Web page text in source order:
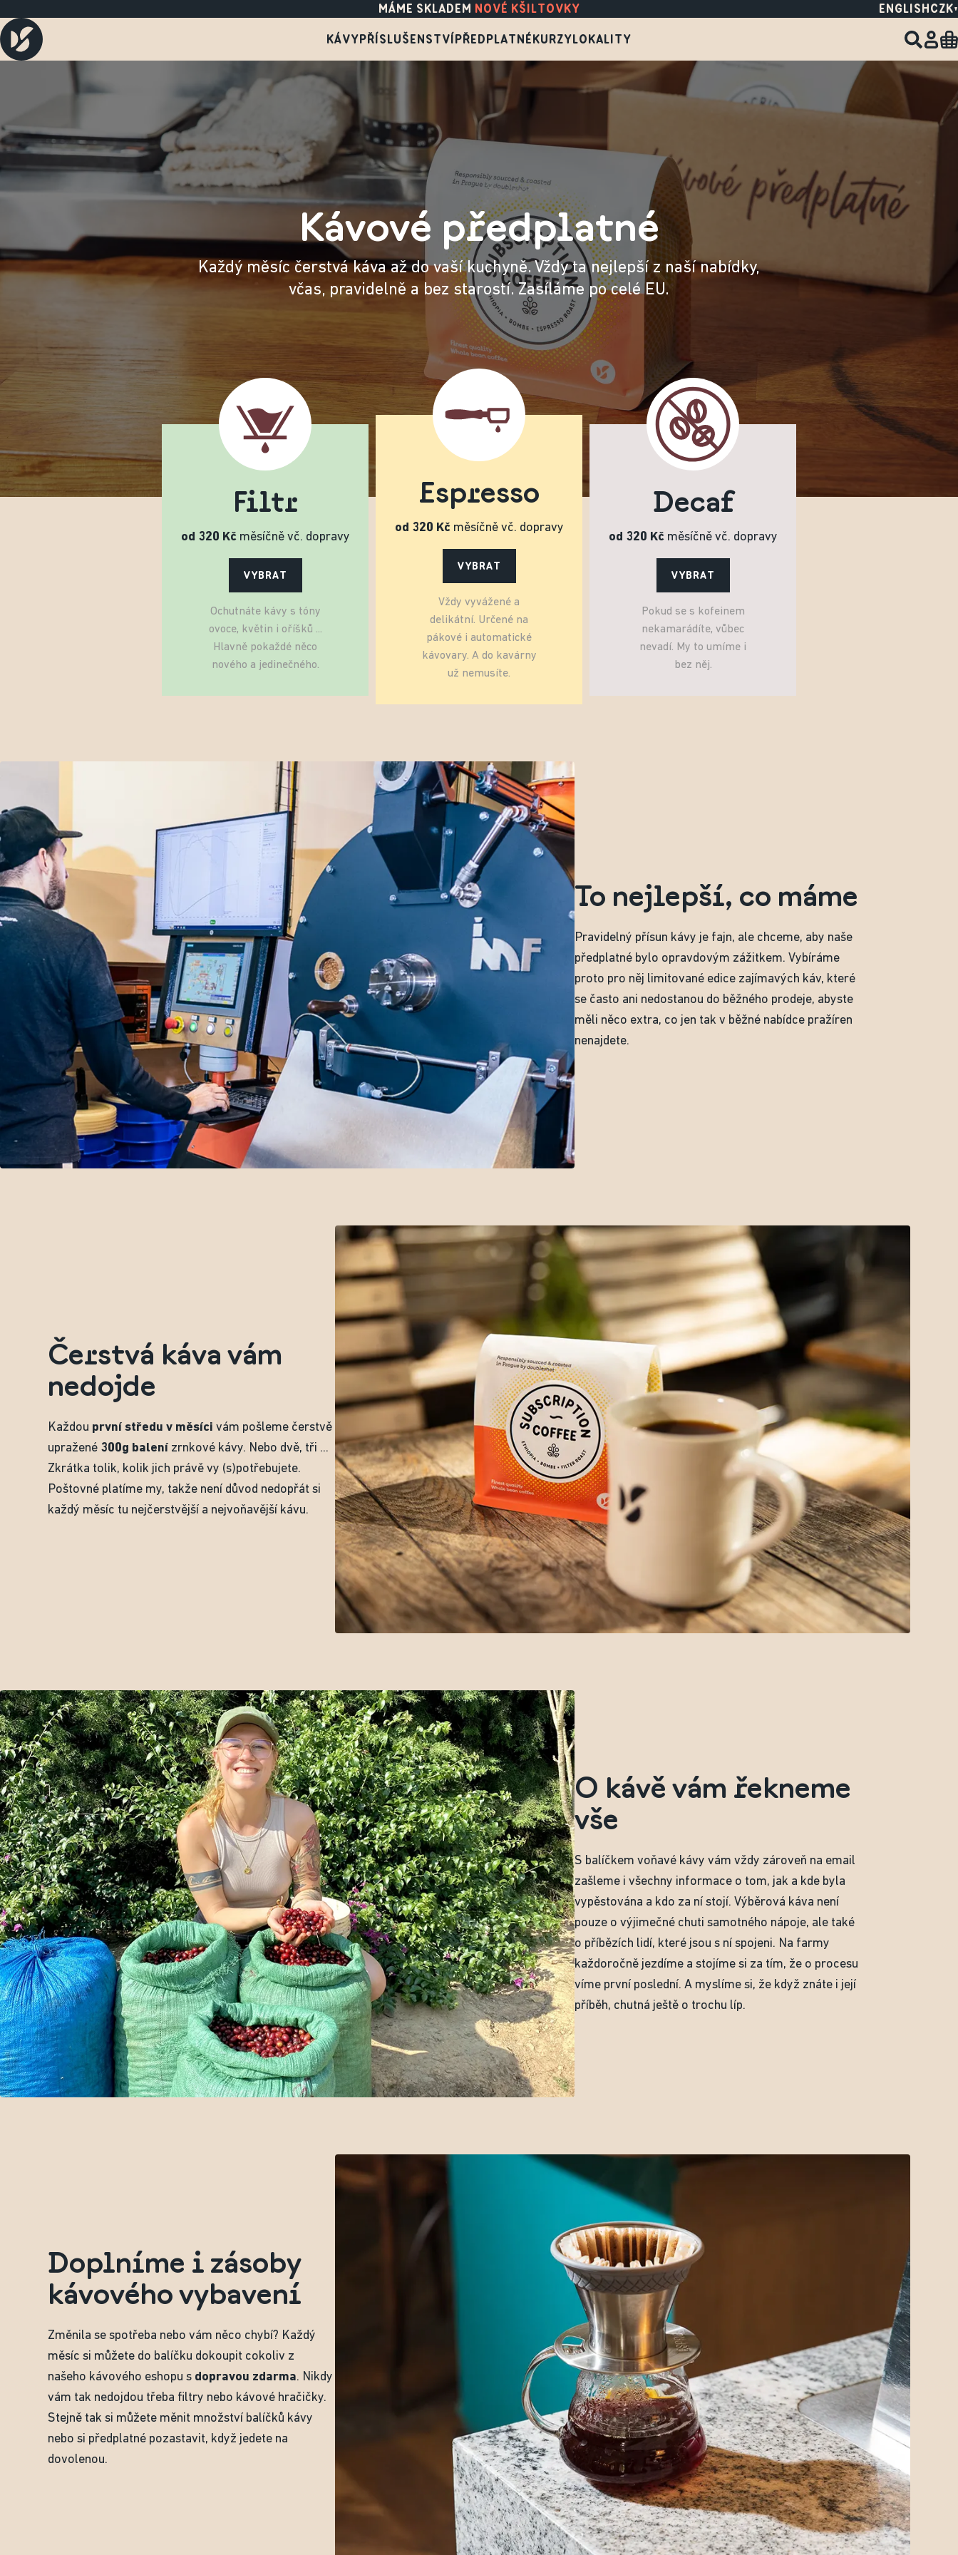
MÁME SKLADEM NOVÉ KŠILTOVKY ENGLISHCZK
KÁVYPŘÍSLUŠENSTVÍPŘEDPLATNÉKURZYLOKALITY
Kávové předplatné
Každý měsíc čerstvá káva až do vaší kuchyně. Vždy ta nejlepší z naší nabídky,
včas, pravidelně a bez starostí. Zasíláme po celé EU.
Filtr
od 320 Kčměsíčně vč. dopravy
VYBRAT
Ochutnáte kávy s tóny
ovoce, květin i oříšků ...
Hlavně pokaždé něco
nového a jedinečného.
Espresso
od 320 Kčměsíčně vč. dopravy
VYBRAT
Vždy vyvážené a
delikátní. Určené na
pákové i automatické
kávovary. A do kavárny
už nemusíte.
Decaf
od 320 Kčměsíčně vč. dopravy
VYBRAT
Pokud se s kofeinem
nekamarádíte, vůbec
nevadí. My to umíme i
bez něj.
To nejlepší, co máme
Pravidelný přísun kávy je fajn, ale chceme, aby naše
předplatné bylo opravdovým zážitkem. Vybíráme
proto pro něj limitované edice zajímavých káv, které
se často ani nedostanou do běžného prodeje, abyste
měli něco extra, co jen tak v běžné nabídce pražíren
nenajdete.
Čerstvá káva vám
nedojde
Každou první středu v měsíci vám pošleme čerstvě
upražené 300g balení zrnkové kávy. Nebo dvě, tři ...
Zkrátka tolik, kolik jich právě vy (s)potřebujete.
Poštovné platíme my, takže není důvod nedopřát si
každý měsíc tu nejčerstvější a nejvoňavější kávu.
O kávě vám řekneme
vše
S balíčkem voňavé kávy vám vždy zároveň na email
zašleme i všechny informace o tom, jak a kde byla
vypěstována a kdo za ní stojí. Výběrová káva není
pouze o výjimečné chuti samotného nápoje, ale také
o příbězích lidí, které jsou s ní spojeni. Na farmy
každoročně jezdíme a stojíme si za tím, že o procesu
víme první poslední. A myslíme si, že když znáte i její
příběh, chutná ještě o trochu líp.
Doplníme i zásoby
kávového vybavení
Změnila se spotřeba nebo vám něco chybí? Každý
měsíc si můžete do balíčku dokoupit cokoliv z
našeho kávového eshopu s dopravou zdarma. Nikdy
vám tak nedojdou třeba filtry nebo kávové hračičky.
Stejně tak si můžete měnit množství balíčků kávy
nebo si předplatné pozastavit, když jedete na
dovolenou.